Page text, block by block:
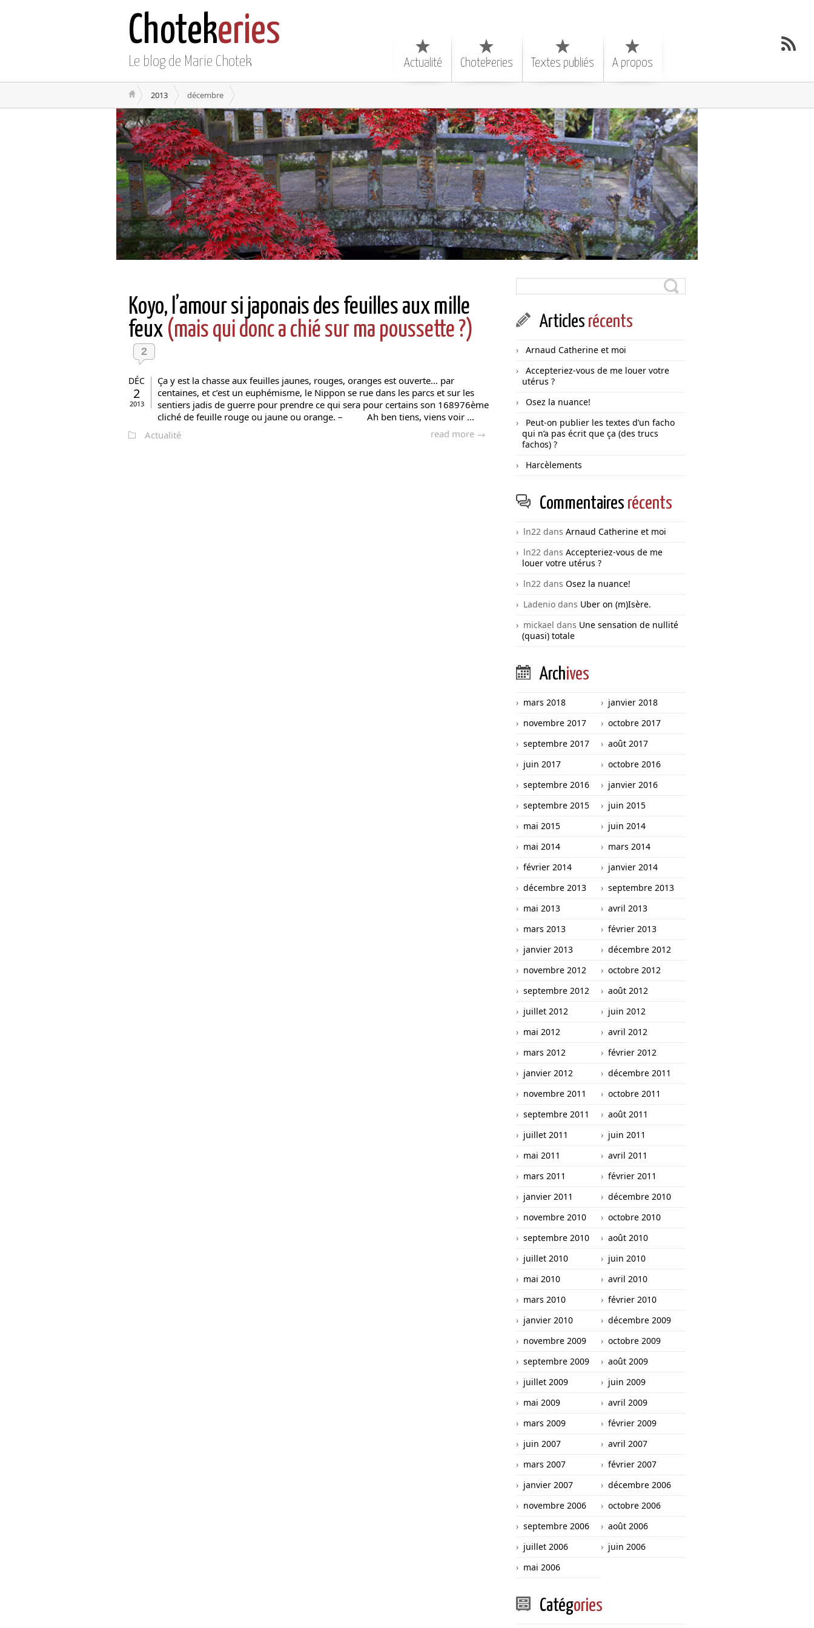
Chotekeries
Le blog de Marie Chotek Actualité Chotekeries Textes publiés A propos
2013 décembre
Koyo, l’amour si japonais des feuilles aux mille
feux (mais qui donc a chié sur ma poussette ?)
2
DÉC
2
2013
Ça y est la chasse aux feuilles jaunes, rouges, oranges est ouverte… par
centaines, et c’est un euphémisme, le Nippon se rue dans les parcs et sur les
sentiers jadis de guerre pour prendre ce qui sera pour certains son 168976ème
cliché de feuille rouge ou jaune ou orange. – Ah ben tiens, viens voir ...
read more →
Actualité
Articles récents
Arnaud Catherine et moi
Accepteriez-vous de me louer votre
utérus ?
Osez la nuance!
Peut-on publier les textes d’un facho
qui n’a pas écrit que ça (des trucs
fachos) ?
Harcèlements
Commentaires récents
ln22 dans Arnaud Catherine et moi
ln22 dans Accepteriez-vous de me
louer votre utérus ?
ln22 dans Osez la nuance!
Ladenio dans Uber on (m)Isère.
mickael dans Une sensation de nullité
(quasi) totale
Archives
mars 2018
janvier 2018
novembre 2017
octobre 2017
septembre 2017
août 2017
juin 2017
octobre 2016
septembre 2016
janvier 2016
septembre 2015
juin 2015
mai 2015
juin 2014
mai 2014
mars 2014
février 2014
janvier 2014
décembre 2013
septembre 2013
mai 2013
avril 2013
mars 2013
février 2013
janvier 2013
décembre 2012
novembre 2012
octobre 2012
septembre 2012
août 2012
juillet 2012
juin 2012
mai 2012
avril 2012
mars 2012
février 2012
janvier 2012
décembre 2011
novembre 2011
octobre 2011
septembre 2011
août 2011
juillet 2011
juin 2011
mai 2011
avril 2011
mars 2011
février 2011
janvier 2011
décembre 2010
novembre 2010
octobre 2010
septembre 2010
août 2010
juillet 2010
juin 2010
mai 2010
avril 2010
mars 2010
février 2010
janvier 2010
décembre 2009
novembre 2009
octobre 2009
septembre 2009
août 2009
juillet 2009
juin 2009
mai 2009
avril 2009
mars 2009
février 2009
juin 2007
avril 2007
mars 2007
février 2007
janvier 2007
décembre 2006
novembre 2006
octobre 2006
septembre 2006
août 2006
juillet 2006
juin 2006
mai 2006
Catégories